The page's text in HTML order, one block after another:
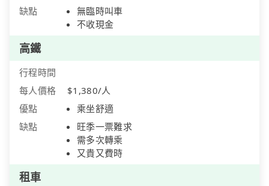
缺點
無臨時叫車
不收現金
高鐵
行程時間
每人價格
$1,380/人
優點
乘坐舒適
缺點
旺季一票難求
需多次轉乘
又貴又費時
租車